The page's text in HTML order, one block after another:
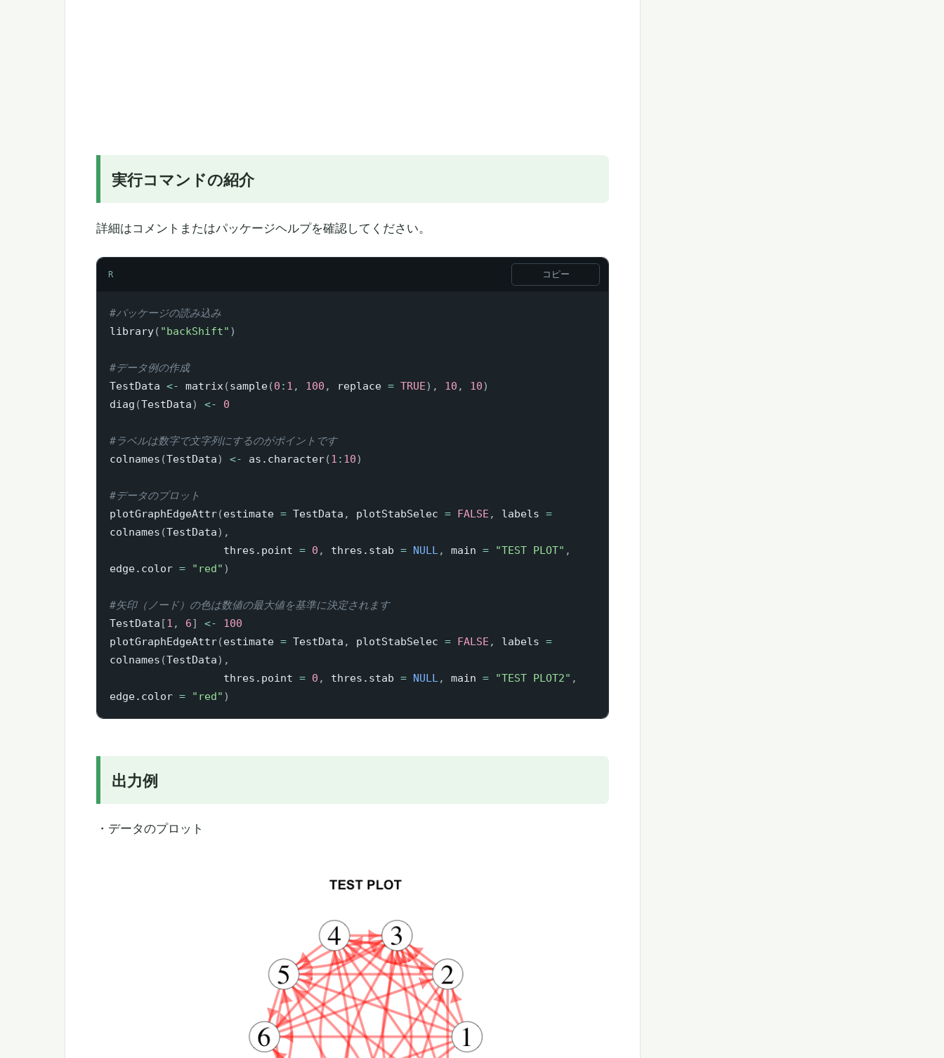
実行コマンドの紹介
詳細はコメントまたはパッケージヘルプを確認してください。
R コピー
#パッケージの読み込み
library( "backShift" )
#データ例の作成
TestData <- matrix(sample(0 : 1 , 100 , replace = TRUE) , 10 , 10)
diag (TestData) <- 0
#ラベルは数字で文字列にするのがポイントです
colnames (TestData) <- as.character(1 : 10)
#データのプロット
plotGraphEdgeAttr(estimate = TestData , plotStabSelec = FALSE , labels =
colnames (TestData) ,
                  thres.point
= 0 , thres.stab = NULL, main = "TEST PLOT" ,
edge.color = "red" )
#矢印（ノード）の色は数値の最大値を基準に決定されます
TestData [1 , 6] <-
100
plotGraphEdgeAttr(estimate = TestData , plotStabSelec = FALSE , labels =
colnames (TestData) ,
                  thres.point
= 0 , thres.stab = NULL, main = "TEST PLOT2" ,
edge.color = "red" )
出力例
・データのプロット